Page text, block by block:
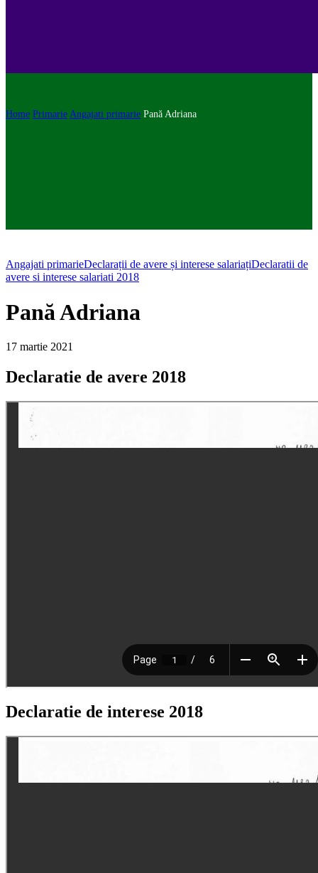
Home Primarie Angajati primarie Pană Adriana
Angajati primarieDeclarații de avere și interese salariațiDeclaratii de
avere si interese salariati 2018
Pană Adriana
17 martie 2021
Declaratie de avere 2018
Declaratie de interese 2018